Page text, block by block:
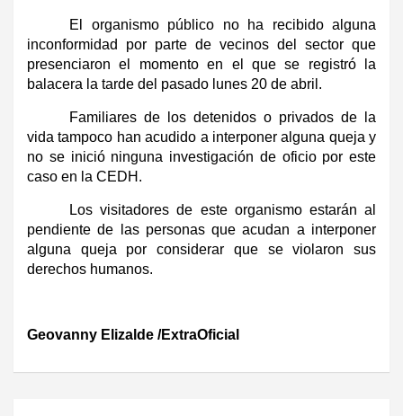
El organismo público no ha recibido alguna
inconformidad por parte de vecinos del sector que
presenciaron el momento en el que se registró la
balacera la tarde del pasado lunes 20 de abril.
Familiares de los detenidos o privados de la
vida tampoco han acudido a interponer alguna queja y
no se inició ninguna investigación de oficio por este
caso en la CEDH.
Los visitadores de este organismo estarán al
pendiente de las personas que acudan a interponer
alguna queja por considerar que se violaron sus
derechos humanos.
Geovanny Elizalde /ExtraOficial